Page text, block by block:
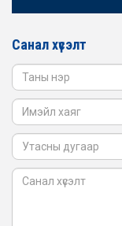
Санал хүсэлт